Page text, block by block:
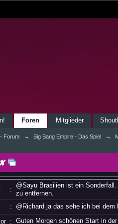
Foren Mitglieder
Forum → Big Bang Empire - Das Spiel →
:
@Sayu Brasilien ist ein
zu entfernen.
:
@Richard ja das sehe ich bei
: Guten Morgen schönen Start in